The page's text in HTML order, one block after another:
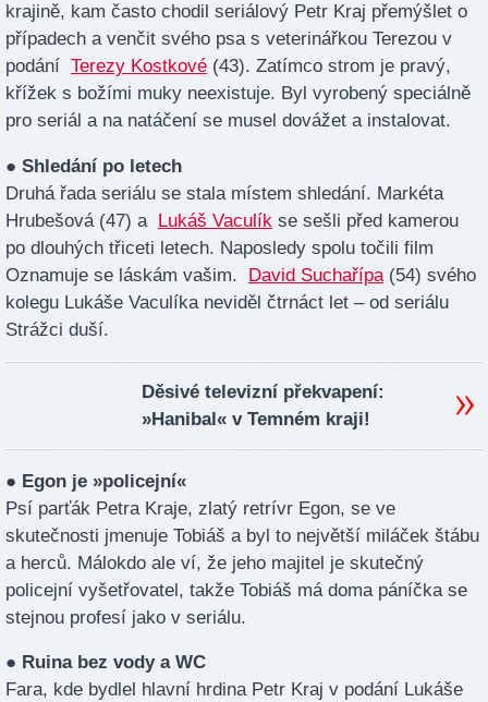
krajině, kam často chodil seriálový Petr Kraj přemýšlet o
případech a venčit svého psa s veterinářkou Terezou v
podání Terezy Kostkové (43). Zatímco strom je pravý,
křížek s božími muky neexistuje. Byl vyrobený speciálně
pro seriál a na natáčení se musel dovážet a instalovat.
● Shledání po letech
Druhá řada seriálu se stala místem shledání. Markéta
Hrubešová (47) a Lukáš Vaculík se sešli před kamerou
po dlouhých třiceti letech. Naposledy spolu točili film
Oznamuje se láskám vašim. David Suchařípa(54) svého
kolegu Lukáše Vaculíka neviděl čtrnáct let – od seriálu
Strážci duší.
Děsivé televizní překvapení:
»Hanibal« v Temném kraji!
● Egon je »policejní«
Psí parťák Petra Kraje, zlatý retrívr Egon, se ve
skutečnosti jmenuje Tobiáš a byl to největší miláček štábu
a herců. Málokdo ale ví, že jeho majitel je skutečný
policejní vyšetřovatel, takže Tobiáš má doma páníčka se
stejnou profesí jako v seriálu.
● Ruina bez vody a WC
Fara, kde bydlel hlavní hrdina Petr Kraj v podání Lukáše